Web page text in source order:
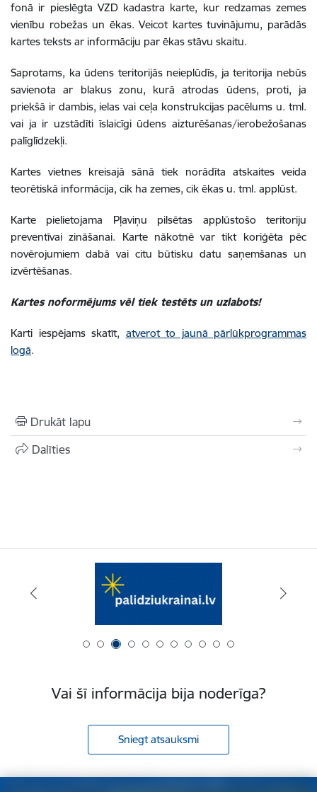
fonā ir pieslēgta VZD kadastra karte, kur redzamas zemes
vienību robežas un ēkas. Veicot kartes tuvinājumu, parādās
kartes teksts ar informāciju par ēkas stāvu skaitu.
Saprotams, ka ūdens teritorijās neieplūdīs, ja teritorija nebūs
savienota ar blakus zonu, kurā atrodas ūdens, proti, ja
priekšā ir dambis, ielas vai ceļa konstrukcijas pacēlums u. tml.
vai ja ir uzstādīti īslaicīgi ūdens aizturēšanas/ierobežošanas
palīglīdzekļi.
Kartes vietnes kreisajā sānā tiek norādīta atskaites veida
teorētiskā informācija, cik ha zemes, cik ēkas u. tml. applūst.
Karte pielietojama Pļaviņu pilsētas applūstošo teritoriju
preventīvai zināšanai. Karte nākotnē var tikt koriģēta pēc
novērojumiem dabā vai citu būtisku datu saņemšanas un
izvērtēšanas.
Kartes noformējums vēl tiek testēts un uzlabots!
Karti iespējams skatīt, atverot to jaunā pārlūkprogrammas
logā.
Drukāt lapu
Dalīties
Vai šī informācija bija noderīga?
Sniegt atsauksmi